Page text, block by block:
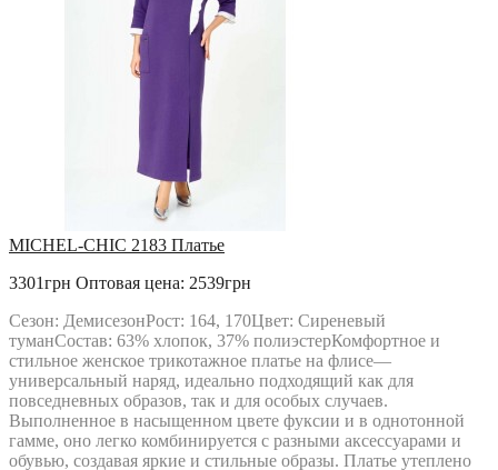
MICHEL-CHIC 2183 Платье
3301грн Оптовая цена: 2539грн
Сезон: ДемисезонРост: 164, 170Цвет: Сиреневый
туманСостав: 63% хлопок, 37% полиэстерКомфортное и
стильное женское трикотажное платье на флисе—
универсальный наряд, идеально подходящий как для
повседневных образов, так и для особых случаев.
Выполненное в насыщенном цвете фуксии и в однотонной
гамме, оно легко комбинируется с разными аксессуарами и
обувью, создавая яркие и стильные образы. Платье утеплено